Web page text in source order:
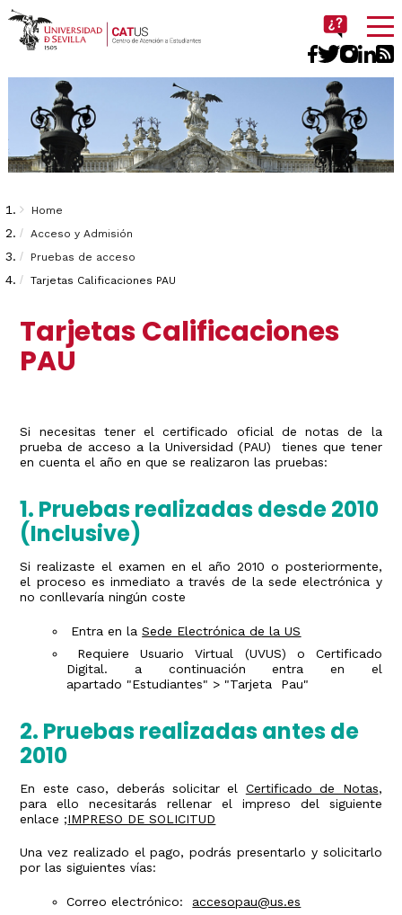
Imagen
Breadcrumbs
You
are
here:
Home
Acceso y Admisión
Pruebas de acceso
Tarjetas Calificaciones PAU
Tarjetas Calificaciones
PAU
Si necesitas tener el certificado oficial de notas de la
prueba de acceso a la Universidad (PAU) tienes que tener
en cuenta el año en que se realizaron las pruebas:
1. Pruebas realizadas desde 2010
(Inclusive)
Si realizaste el examen en el año 2010 o posteriormente,
el proceso es inmediato a través de la sede electrónica y
no conllevaría ningún coste
Entra en laSede Electrónica de la US
Requiere Usuario Virtual (UVUS) o Certificado
Digital. a continuación entra en el
apartado "Estudiantes" > "Tarjeta Pau"
2. Pruebas realizadas antes de
2010
En este caso, deberás solicitar el Certificado de Notas,
para ello necesitarás rellenar el impreso del siguiente
enlace ;IMPRESO DE SOLICITUD
Una vez realizado el pago, podrás presentarlo y solicitarlo
por las siguientes vías:
Correo electrónico: accesopau@us.es